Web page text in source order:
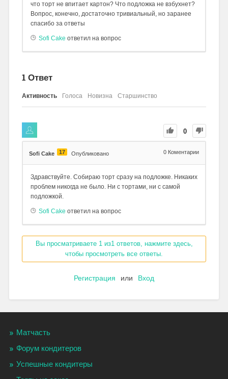
что торт не впитает картон? Что подложка не взбухнет?
Вопрос, конечно, достаточно тривиальный, но заранее
спасибо за ответы
Sofi Cake ответил на вопрос
1 Ответ
Активность Голоса Новизна Старшинство
0
Sofi Cake 17 Опубликовано 0 Коментарии
Здравствуйте. Собираю торт сразу на подложке. Никаких
проблем никогда не было. Ни с тортами, ни с самой
подложкой.
Sofi Cake ответил на вопрос
Вы просматриваете 1 из1 ответов, нажмите здесь,
чтобы просмотреть все ответы.
Регистрация или Вход
Матчасть
Форум кондитеров
Успешные кондитеры